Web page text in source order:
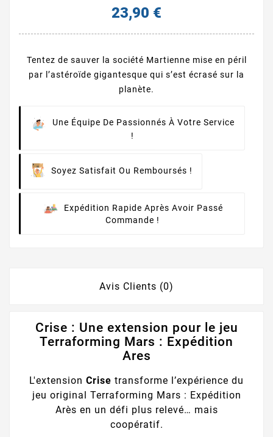
23,90 €
Tentez de sauver la société Martienne mise en péril
par l’astéroïde gigantesque qui s’est écrasé sur la
planète.
Une Équipe De Passionnés À Votre Service
!
Soyez Satisfait Ou Remboursés !
Expédition Rapide Après Avoir Passé
Commande !
Avis Clients (0)
Crise : Une extension pour le jeu
Terraforming Mars : Expédition
Ares
L'extension Crise transforme l’expérience du
jeu original Terraforming Mars : Expédition
Arès en un défi plus relevé… mais
coopératif.